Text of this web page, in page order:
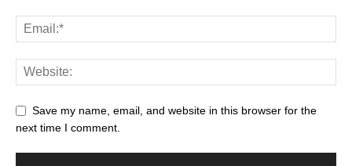
Save my name, email, and website in this browser for the
next time I comment.